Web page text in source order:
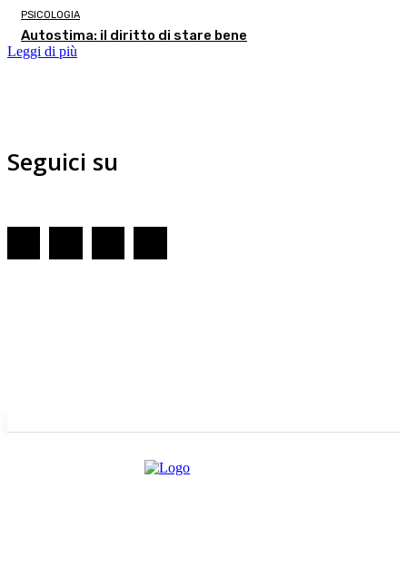
PSICOLOGIA
Autostima: il diritto di stare bene
Leggi di più
Seguici su